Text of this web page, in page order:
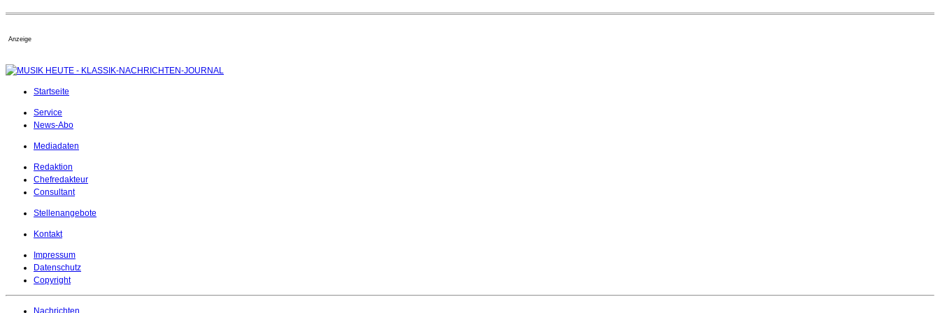
Anzeige
Startseite
Service
News-Abo
Mediadaten
Redaktion
Chefredakteur
Consultant
Stellenangebote
Kontakt
Impressum
Datenschutz
Copyright
Nachrichten